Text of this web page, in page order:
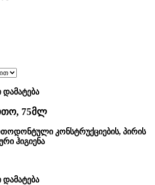
დამატება
75მლ
კონსტრუქციების, პირის
ჰიგიენა
დამატება